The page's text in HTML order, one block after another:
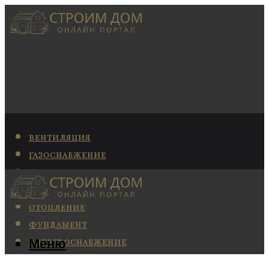
ВЕНТИЛЯЦИЯ
ГАЗОСНАБЖЕНИЕ
КАНАЛИЗАЦИЯ
КОНДИЦИОНИРОВАНИЕ
ОТОПЛЕНИЕ
ФУНДАМЕНТ
ЭЛЕКТРОСНАБЖЕНИЕ
Меню